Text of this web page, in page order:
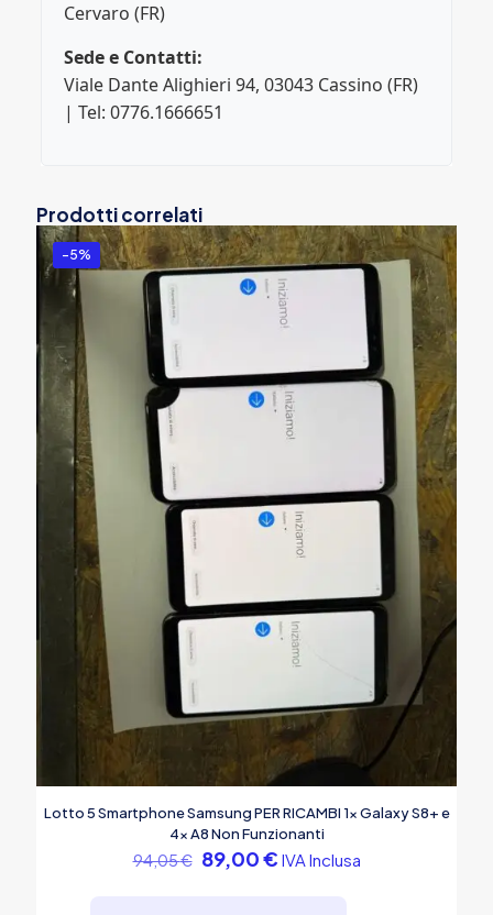
Cervaro (FR)
Sede e Contatti:
Viale Dante Alighieri 94, 03043 Cassino (FR)
| Tel: 0776.1666651
Prodotti correlati
-5%
Lotto 5 Smartphone Samsung PER RICAMBI 1x Galaxy S8+ e
4x A8 Non Funzionanti
94,05€ Il
prezzo
89,00€IlIVA Inclusa